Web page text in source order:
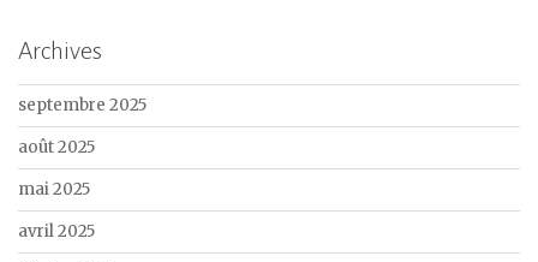
Archives
septembre 2025
août 2025
mai 2025
avril 2025